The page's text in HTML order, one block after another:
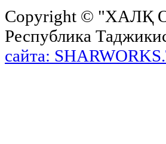
Copyright © "ХАЛҚ
Республика
сайта: